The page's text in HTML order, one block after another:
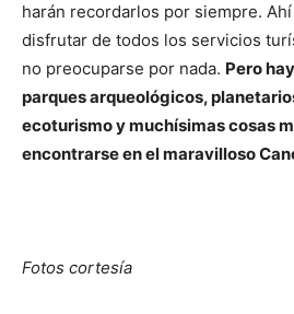
harán recordarlos por siempre.
disfrutar de todos los servicios
no preocuparse por nada. Pero
parques arqueológicos,
ecoturismo y muchísimas cosas
encontrarse en el maravilloso
Fotos cortesía